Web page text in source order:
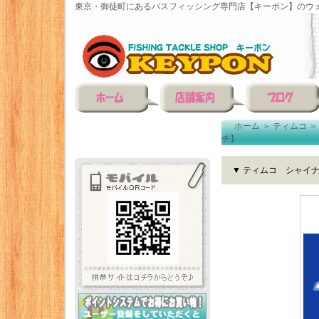
東京・御徒町にあるバスフィッシング専門店【キーポン】のウ
ホーム＞ティムコ＞
チ】
▼ ティムコ シャイナ